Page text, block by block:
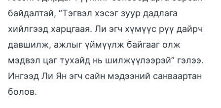
байдалтай, “Тэгвэл хэсэг зуур дадлага
хийлгээд харцгаая. Ли эгч хүмүүс рүү дайрч
давшилж, ажлыг үймүүлж байгааг олж
мэдвэл цаг тухайд нь шилжүүлээрэй” гэлээ.
Ингээд Ли Ян эгч сайн мэдээний санваартан
болов.